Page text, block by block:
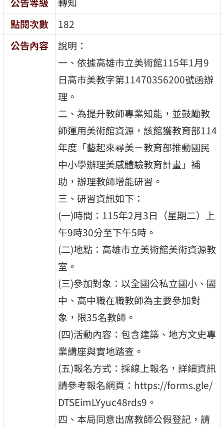
點閱次數
182
公告內容
說明：
一、依據高雄市立美術館115年1月9
日高市美教字第11470356200號函辦
理。
二、為提升教師專業知能，並鼓勵教
師運用美術館資源，該館獲教育部114
年度「藝起來尋美－教育部推動國民
中小學辦理美感體驗教育計畫」補
助，辦理教師增能研習。
三、研習資訊如下：
(一)時間：115年2月3日（星期二）上
午9時30分至下午5時。
(二)地點：高雄市立美術館美術資源教
室。
(三)參加對象：以全國公私立國小、國
中、高中職在職教師為主要參加對
象，限35名教師。
(四)活動內容：包含建築、地方文史專
業講座與實地踏查。
(五)報名方式：採線上報名，詳細資訊
請參考報名網頁：https://forms.gle/
DTSEimLYyuc48rds9。
四、本局同意出席教師公假登記，請